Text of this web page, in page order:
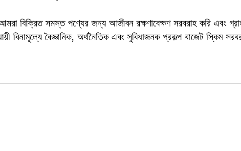
বিক্রিত সমস্ত পণ্যের জন্য আজীবন রক্ষণাবেক্ষণ সরবরাহ করি এবং
বিনামূল্যে বৈজ্ঞানিক, অর্থনৈতিক এবং সুবিধাজনক প্রকল্প বাজেট স্কিম